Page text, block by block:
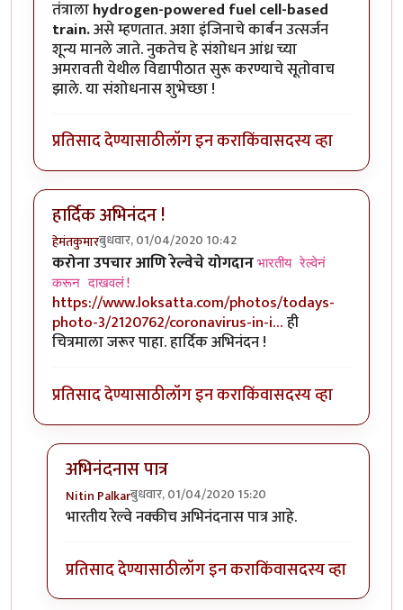
तंत्रालाhydrogen-powered fuel cell-based
train.असे म्हणतात. अशा इंजिनाचे कार्बन उत्सर्जन
शून्य मानले जाते. नुकतेच हे संशोधन आंध्र च्या
अमरावती येथील विद्यापीठात सुरू करण्याचे सूतोवाच
झाले. या संशोधनास शुभेच्छा !
प्रतिसाद देण्यासाठीलॉग इन कराकिंवासदस्य व्हा
हार्दिक अभिनंदन !
हेमंतकुमारबुधवार, 01/04/2020 10:42
करोना उपचार आणि रेल्वेचे योगदान भारतीय रेल्वेनं
करून दाखवलं!
https://www.loksatta.com/photos/todays-
photo-3/2120762/coronavirus-in-i…ही
चित्रमाला जरूर पाहा. हार्दिक अभिनंदन !
प्रतिसाद देण्यासाठीलॉग इन कराकिंवासदस्य व्हा
अभिनंदनास पात्र
Nitin Palkarबुधवार, 01/04/2020 15:20
In reply toहार्दिक अभिनंदन !byहेमंतकुमार
भारतीय रेल्वे नक्कीच अभिनंदनास पात्र आहे.
प्रतिसाद देण्यासाठीलॉग इन कराकिंवासदस्य व्हा